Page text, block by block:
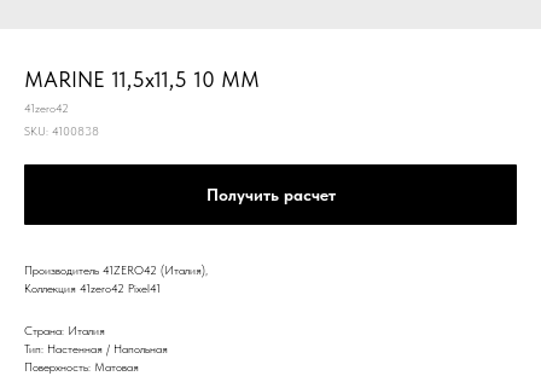
MARINE 11,5x11,5 10 MM
41zero42
SKU: 4100838
Получить расчет
Производитель 41ZERO42 (Италия),
Коллекция 41zero42 Pixel41
Страна: Италия
Тип: Настенная / Напольная
Поверхность: Матовая